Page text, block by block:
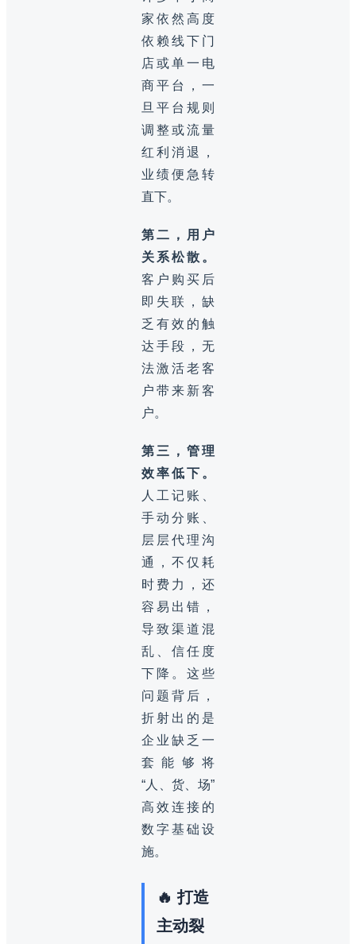
家依然高度
依赖线下门
店或单一电
商平台，一
旦平台规则
调整或流量
红利消退，
业绩便急转
直下。
第二，用户
关系松散。
客户购买后
即失联，缺
乏有效的触
达手段，无
法激活老客
户带来新客
户。
第三，管理
效率低下。
人工记账、
手动分账、
层层代理沟
通，不仅耗
时费力，还
容易出错，
导致渠道混
乱、信任度
下降。这些
问题背后，
折射出的是
企业缺乏一
套能够将
“人、货、场”
高效连接的
数字基础设
施。
🔥 打造
主动裂